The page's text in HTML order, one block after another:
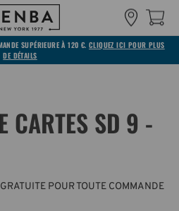
SUPÉRIEURE À 120 €.CLIQUEZ ICI POUR PLUS
DE DÉTAILS
CARTES SD 9 -
POUR TOUTE COMMANDE